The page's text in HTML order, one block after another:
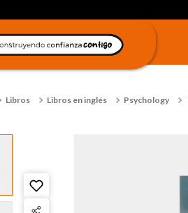
Libros Libros en inglés Psychology